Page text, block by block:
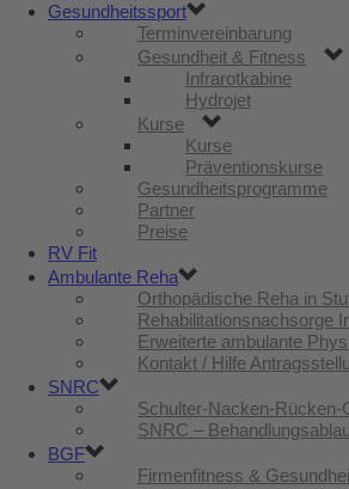
Gesundheitssport
Terminvereinbarung
Gesundheit & Fitness
Infrarotkabine
Hydrojet
Kurse
Kurse
Präventionskurse
Gesundheitsprogramme
Partner
Preise
RV Fit
Ambulante Reha
Orthopädische Reha in
Rehabilitationsnachsorge
Erweiterte ambulante
Kontakt / Hilfe
SNRC
Schulter-Nacken-Rücken-
SNRC –
BGF
Firmenfitness &